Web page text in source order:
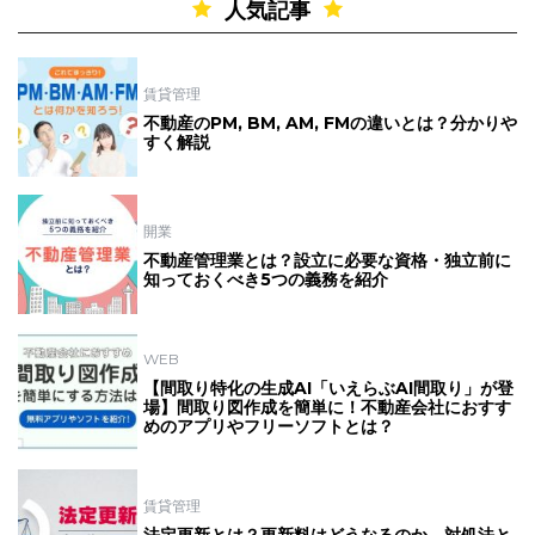
人気記事
賃貸管理
不動産のPM, BM, AM, FMの違いとは？分かりや
すく解説
開業
不動産管理業とは？設立に必要な資格・独立前に
知っておくべき5つの義務を紹介
WEB
【間取り特化の生成AI「いえらぶAI間取り」が登
場】間取り図作成を簡単に！不動産会社におすす
めのアプリやフリーソフトとは？
賃貸管理